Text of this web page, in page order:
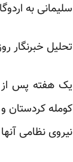
سلیمانی به
تحلیل خبرنگار
یک هفته پس از
نیروی نظامی